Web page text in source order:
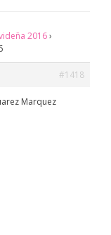
2016›
#1418
Marquez